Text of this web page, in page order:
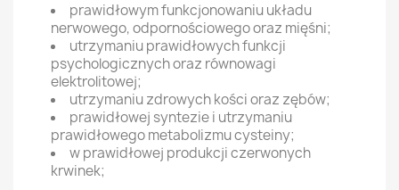
prawidłowym funkcjonowaniu układu
nerwowego, odpornościowego oraz mięśni;
utrzymaniu prawidłowych funkcji
psychologicznych oraz równowagi
elektrolitowej;
utrzymaniu zdrowych kości oraz zębów;
prawidłowej syntezie i utrzymaniu
prawidłowego metabolizmu cysteiny;
w prawidłowej produkcji czerwonych
krwinek;